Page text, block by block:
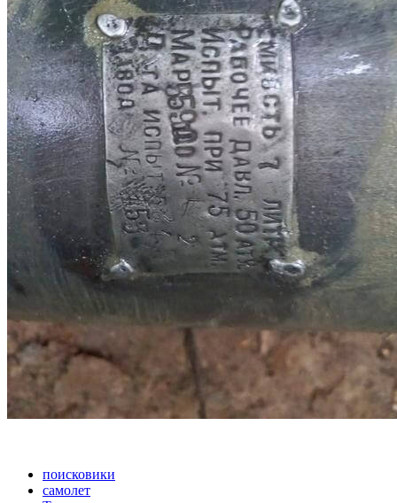
поисковики
самолет